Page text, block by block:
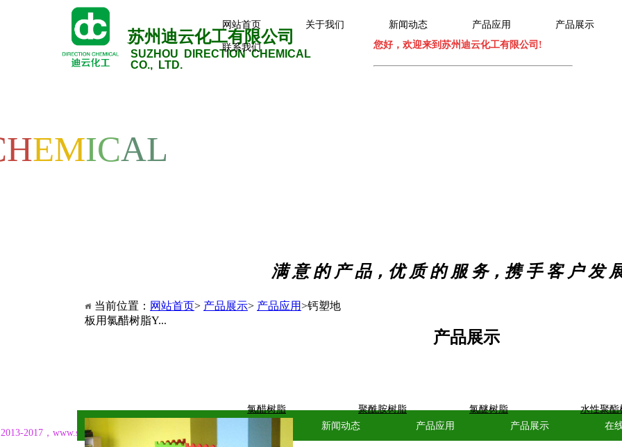
苏州迪云化工有限公司
SUZHOU DIRECTION CHEMICAL
CO., LTD.
您好，欢迎来到苏州迪云化工有限公司!
网站首页 关于我们 新闻动态 产品应用 产品展示
联系我们
EMICAL
满 意 的 产 品，优 质 的 服 务，携 手 客 户 发
产品展示
氯醋树脂 聚酰胺树脂 氯醚树脂 水性聚酯
当前位置： 网站首页> 产品展示> 产品应用>钙塑地
板用氯醋树脂Y...
2017，www.szdchem.com， 未经许可 严禁复制
新闻动态 产品应用 产品展示 在